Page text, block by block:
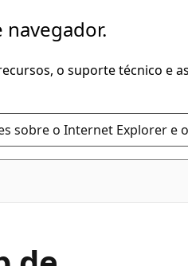
o suporte técnico e
sobre o Internet Explorer e